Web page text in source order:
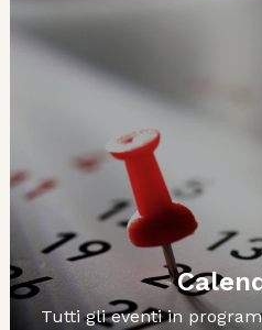
Tutti gli eventi in